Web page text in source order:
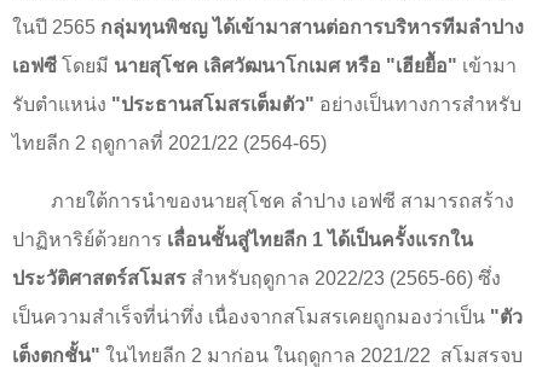
ในปี 2565 กลุ่มทุนพิชญ ได้เข้ามาสานต่อการบริหารทีมลำปาง
เอฟซี โดยมี นายสุโชค เลิศวัฒนาโกเมศ หรือ "เฮียยื้อ" เข้ามา
รับตำแหน่ง "ประธานสโมสรเต็มตัว" อย่างเป็นทางการสำหรับ
ไทยลีก 2 ฤดูกาลที่ 2021/22 (2564-65)
ภายใต้การนำของนายสุโชค ลำปาง เอฟซี สามารถสร้าง
ปาฏิหาริย์ด้วยการ เลื่อนชั้นสู่ไทยลีก 1ได้เป็นครั้งแรกใน
ประวัติศาสตร์สโมสร สำหรับฤดูกาล 2022/23 (2565-66) ซึ่ง
เป็นความสำเร็จที่น่าทึ่ง เนื่องจากสโมสรเคยถูกมองว่าเป็น "ตัว
เต็งตกชั้น" ในไทยลีก 2 มาก่อน ในฤดูกาล 2021/22 สโมสรจบ